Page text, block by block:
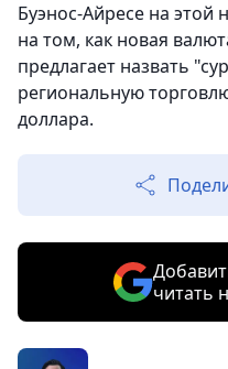
Буэнос-Айресе на этой
на том, как новая
предлагает назвать
региональную
доллара.
читать